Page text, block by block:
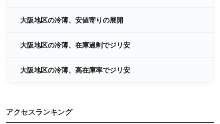
大阪地区の冷薄、安値寄りの展開
大阪地区の冷薄、在庫過剰でジリ安
大阪地区の冷薄、高在庫率でジリ安
アクセスランキング